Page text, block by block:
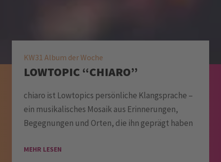
KW31 Album der Woche
LOWTOPIC “CHIARO”
chiaro ist Lowtopics persönliche Klangsprache –
ein musikalisches Mosaik aus Erinnerungen,
Begegnungen und Orten, die ihn geprägt haben
MEHR LESEN